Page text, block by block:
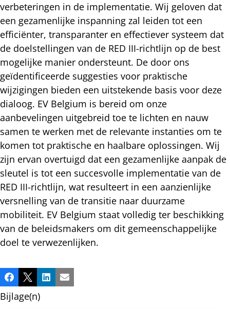
verbeteringen in de implementatie. Wij geloven dat
een gezamenlijke inspanning zal leiden tot een
efficiënter, transparanter en effectiever systeem dat
de doelstellingen van de RED III-richtlijn op de best
mogelijke manier ondersteunt. De door ons
geïdentificeerde suggesties voor praktische
wijzigingen bieden een uitstekende basis voor deze
dialoog. EV Belgium is bereid om onze
aanbevelingen uitgebreid toe te lichten en nauw
samen te werken met de relevante instanties om te
komen tot praktische en haalbare oplossingen. Wij
zijn ervan overtuigd dat een gezamenlijke aanpak de
sleutel is tot een succesvolle implementatie van de
RED III-richtlijn, wat resulteert in een aanzienlijke
versnelling van de transitie naar duurzame
mobiliteit. EV Belgium staat volledig ter beschikking
van de beleidsmakers om dit gemeenschappelijke
doel te verwezenlijken.
Deel
dit
bericht
Facebook
X LinkedInE-mail
Bijlage(n)